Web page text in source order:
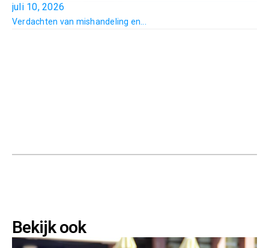
juli 10, 2026
Verdachten van mishandeling en...
Bekijk ook